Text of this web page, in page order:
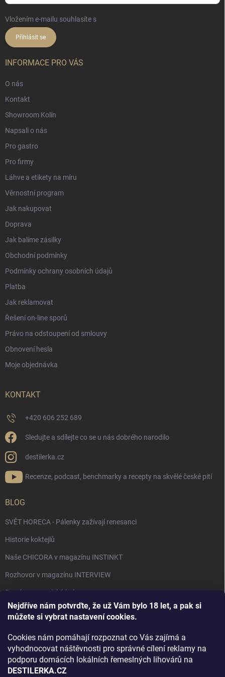
Nejdříve nám potvrďte, že už Vám bylo 18 let, a pak si
můžete si vybrat nastavení cookies.
Cookies nám pomáhají rozpoznat co Vás zajímá a
vyhodnocovat náštěvnosti pro správné cílení reklamy na
podporu domácích lokálních řemeslných lihovárů na
DESTILERKA.CZ
Vložením e-mailu souhlasíte s
Přihlásit se
INFORMACE PRO VÁS
O nás
Kontakt
Showroom Kolín
Napsali o nás
Pro gastro
Pro firmy
Láhve a etikety na míru
Věrnostní program
Jak nakupovat
Doprava
Jak balíme zásilky
Obchodní podmínky
Podmínky ochrany osobních údajů
Platba
Jak reklamovat
Řešení on-line sporů
Právo na odstoupení od smlouvy
Obnovení hesla
Moje objednávka
KONTAKT
+420 606 252 689
Sledujte a sdílejte co se u nás dobrého narodilo
destilerka.cz
Recenze, podcast, benchmarky a recepty na skvělé české pití
BLOG
SVĚT HORECA - Pálenky zažívají renesanci
Historie koktejlů
Naše CHICORA v magazínu INSTINKT
Rozhovor v magazínu INTERVIEW
Bourbon, americká krása.
Napsali v TÝDNU o naší práci
Rozhovor s DESTILERKA.CZ v magazínu DRINKING-CAT
Jak vybrat dárek na Vánoce